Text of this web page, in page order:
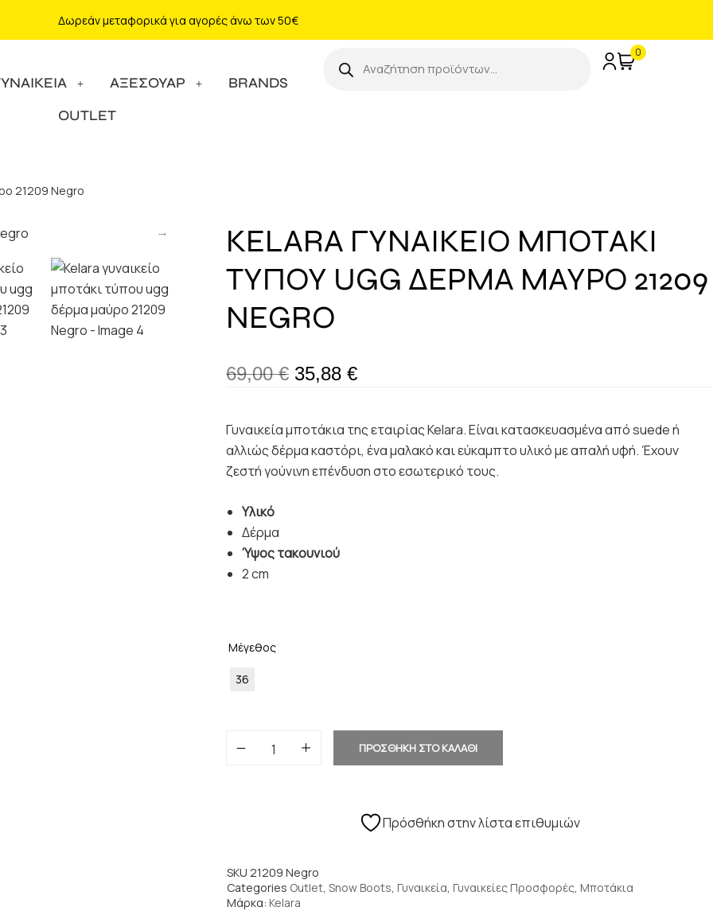
Δωρεάν μεταφορικά για αγορές άνω των 50€
ΑΞΕΣΟΥΑΡ
BRANDS
OUTLET
0
21209 Negro
KELARA ΓΥΝΑΙΚΕΙΟ ΜΠΟΤΑΚΙ
ΤΥΠΟΥ UGG ΔΕΡΜΑ ΜΑΥΡΟ 21209
NEGRO
69,00€ 35,88 €
Γυναικεία μποτάκια της εταιρίας Kelara. Είναι κατασκευασμένα από suede ή
αλλιώς δέρμα καστόρι, ένα μαλακό και εύκαμπτο υλικό με απαλή υφή. Έχουν
ζεστή γούνινη επένδυση στο εσωτερικό τους.
Υλικό
Δέρμα
Ύψος τακουνιού
2 cm
Μέγεθος
36
ΠΡΟΣΘΗΚΗ ΣΤΟ ΚΑΛΑΘΙ
Πρόσθήκη στην λίστα επιθυμιών
SKU 21209 Negro
Categories Outlet, Snow Boots, Γυναικεία, Γυναικείες Προσφορές, Μποτάκια
Μάρκα: Kelara